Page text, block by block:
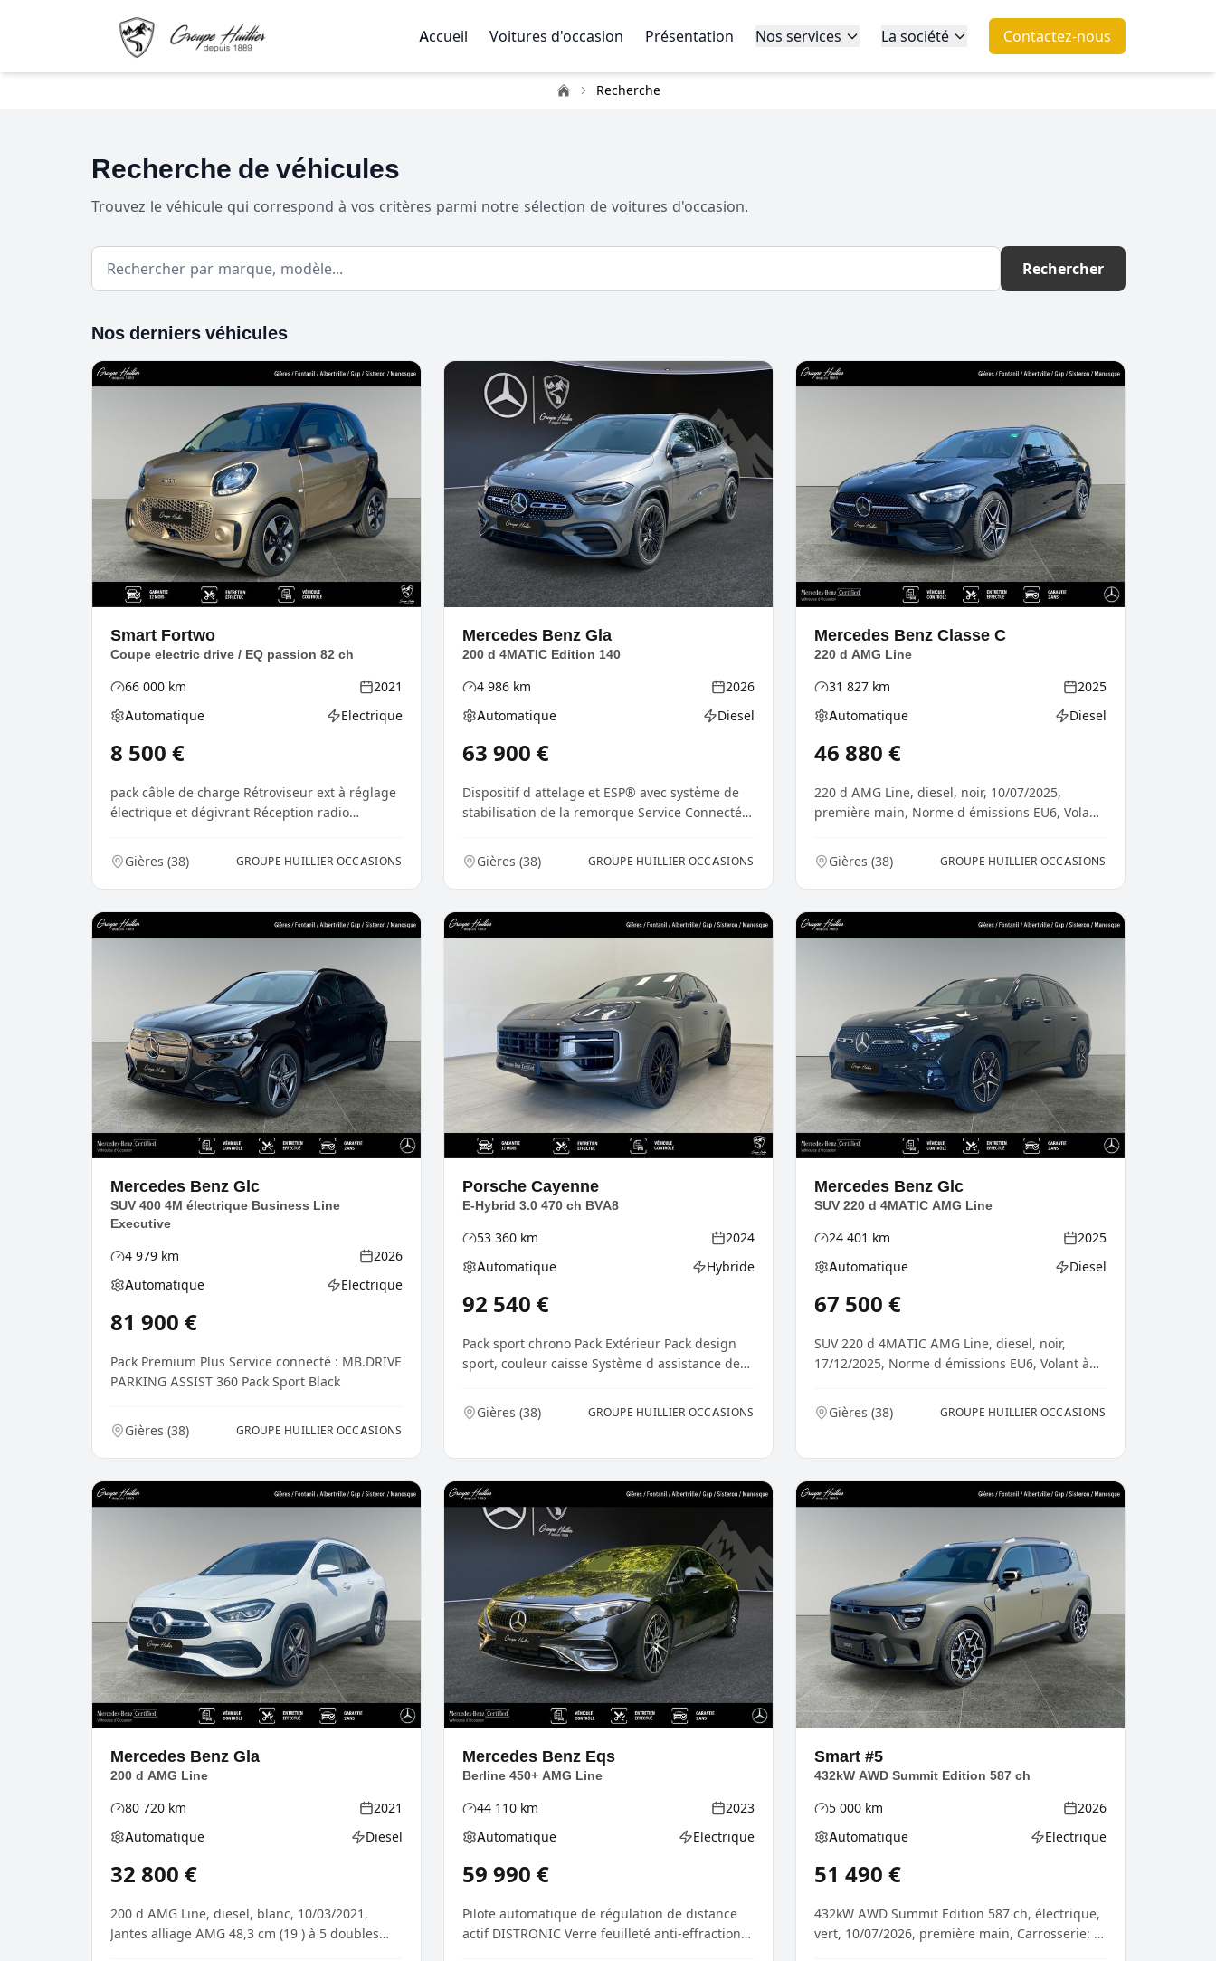
Accueil Voitures d'occasion Présentation Nos services La société Contactez-nous
Recherche
Recherche de véhicules
Trouvez le véhicule qui correspond à vos critères parmi notre sélection de voitures d'occasion.
Rechercher
Nos derniers véhicules
Smart Fortwo
Coupe electric drive / EQ passion 82 ch
Kilométrage
66 000 km Année
2021
Boîte de vitesses
Automatique Type d'énergie
Electrique
8 500 €
pack câble de charge Rétroviseur ext à réglage
électrique et dégivrant Réception radio
Gières (38) GROUPE HUILLIER OCCASIONS
Mercedes Benz Gla
200 d 4MATIC Edition 140
Kilométrage
4 986 km Année
2026
Boîte de vitesses
Automatique Type d'énergie
Diesel
63 900 €
Dispositif d attelage et ESP® avec système de
stabilisation de la remorque Service Connecté :
Gières (38) GROUPE HUILLIER OCCASIONS
Mercedes Benz Classe C
220 d AMG Line
Kilométrage
31 827 km Année
2025
Boîte de vitesses
Automatique Type d'énergie
Diesel
46 880 €
220 d AMG Line, diesel, noir, 10/07/2025,
première main, Norme d émissions EU6, Volant
Gières (38) GROUPE HUILLIER OCCASIONS
Mercedes Benz Glc
SUV 400 4M électrique Business Line
Executive
Kilométrage
4 979 km Année
2026
Boîte de vitesses
Automatique Type d'énergie
Electrique
81 900 €
Pack Premium Plus Service connecté : MB.DRIVE
PARKING ASSIST 360 Pack Sport Black
Gières (38) GROUPE HUILLIER OCCASIONS
Porsche Cayenne
E-Hybrid 3.0 470 ch BVA8
Kilométrage
53 360 km Année
2024
Boîte de vitesses
Automatique Type d'énergie
Hybride
92 540 €
Pack sport chrono Pack Extérieur Pack design
sport, couleur caisse Système d assistance de
Gières (38) GROUPE HUILLIER OCCASIONS
Mercedes Benz Glc
SUV 220 d 4MATIC AMG Line
Kilométrage
24 401 km Année
2025
Boîte de vitesses
Automatique Type d'énergie
Diesel
67 500 €
SUV 220 d 4MATIC AMG Line, diesel, noir,
17/12/2025, Norme d émissions EU6, Volant à
Gières (38) GROUPE HUILLIER OCCASIONS
Mercedes Benz Gla
200 d AMG Line
Kilométrage
80 720 km Année
2021
Boîte de vitesses
Automatique Type d'énergie
Diesel
32 800 €
200 d AMG Line, diesel, blanc, 10/03/2021,
Jantes alliage AMG 48,3 cm (19 ) à 5 doubles
Mercedes Benz Eqs
Berline 450+ AMG Line
Kilométrage
44 110 km Année
2023
Boîte de vitesses
Automatique Type d'énergie
Electrique
59 990 €
Pilote automatique de régulation de distance
actif DISTRONIC Verre feuilleté anti-effraction
Smart #5
432kW AWD Summit Edition 587 ch
Kilométrage
5 000 km Année
2026
Boîte de vitesses
Automatique Type d'énergie
Electrique
51 490 €
432kW AWD Summit Edition 587 ch, électrique,
vert, 10/07/2026, première main, Carrosserie: 5